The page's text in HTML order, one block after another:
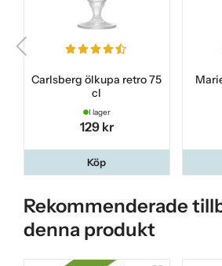
Carlsberg ölkupa retro 75
cl
I lager
129 kr
Köp
Rekommenderade
denna produkt